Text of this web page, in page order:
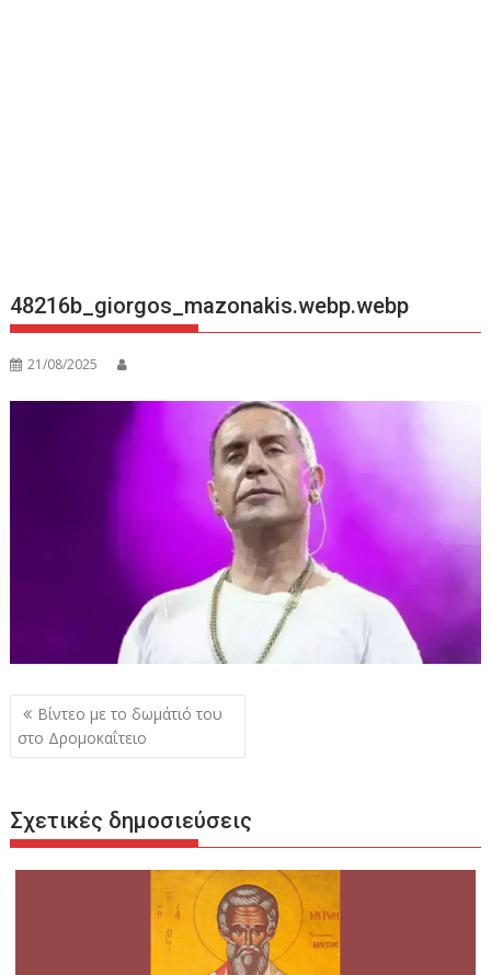
48216b_giorgos_mazonakis.webp.webp
21/08/2025
Πλοήγηση
άρθρων
Βίντεο με το δωμάτιό του
στο Δρομοκαΐτειο
Σχετικές δημοσιεύσεις